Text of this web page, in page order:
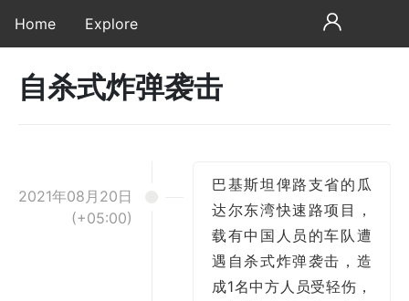
Home Explore
自杀式炸弹袭击
2021年08月20日
(+05:00)
巴基斯坦俾路支省的瓜
达尔东湾快速路项目，
载有中国人员的车队遭
遇自杀式炸弹袭击，造
成1名中方人员受轻伤，